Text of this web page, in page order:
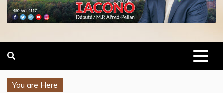
You are Here